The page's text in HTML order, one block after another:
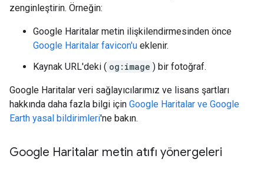
zenginleştirin. Örneğin:
Google Haritalar metin ilişkilendirmesinden önce
Google Haritalar favicon'u eklenir.
Kaynak URL'deki ( og:image ) bir fotoğraf.
Google Haritalar veri sağlayıcılarımız ve lisans şartları
hakkında daha fazla bilgi için Google Haritalar ve Google
Earth yasal bildirimleri'ne bakın.
Google Haritalar metin atıfı yönergeleri